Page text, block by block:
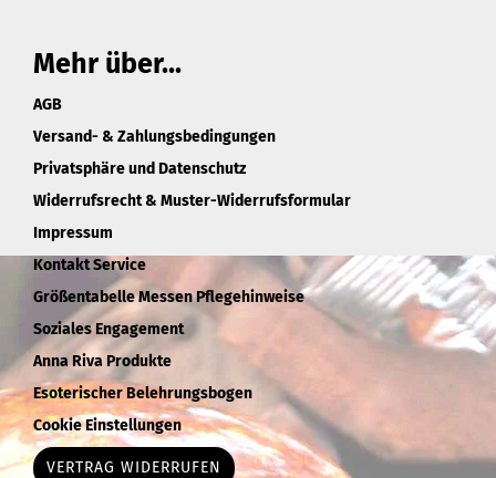
Mehr über...
AGB
Versand- & Zahlungsbedingungen
Privatsphäre und Datenschutz
Widerrufsrecht & Muster-Widerrufsformular
Impressum
Kontakt Service
Größentabelle Messen Pflegehinweise
Soziales Engagement
Anna Riva Produkte
Esoterischer Belehrungsbogen
Cookie Einstellungen
VERTRAG WIDERRUFEN